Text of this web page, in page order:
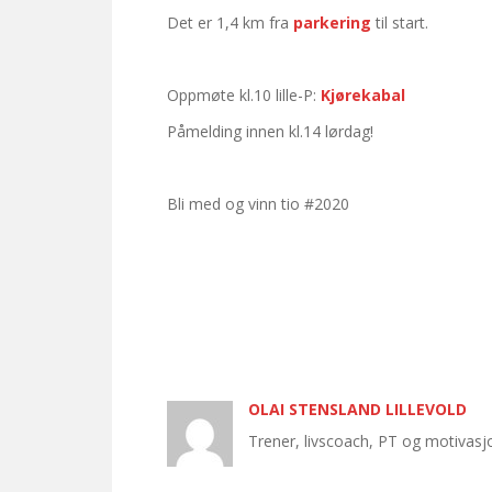
Det er 1,4 km fra parkering til start.
Oppmøte kl.10 lille-P: Kjørekabal
Påmelding innen kl.14 lørdag!
Bli med og vinn tio #2020
OLAI STENSLAND LILLEVOLD
Trener, livscoach, PT og